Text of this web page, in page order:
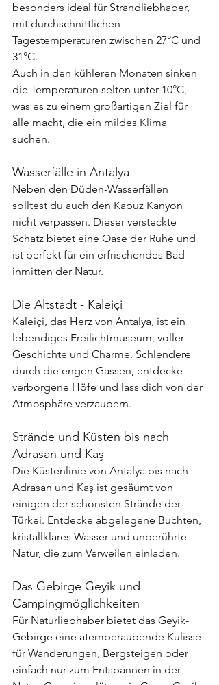
besonders ideal für Strandliebhaber,
mit durchschnittlichen
Tagestemperaturen zwischen 27°C und
31°C.
Auch in den kühleren Monaten sinken
die Temperaturen selten unter 10°C,
was es zu einem großartigen Ziel für
alle macht, die ein mildes Klima
suchen.
Wasserfälle in Antalya
Neben den Düden-Wasserfällen
solltest du auch den Kapuz Kanyon
nicht verpassen. Dieser versteckte
Schatz bietet eine Oase der Ruhe und
ist perfekt für ein erfrischendes Bad
inmitten der Natur.
Die Altstadt - Kaleiçi
Kaleiçi, das Herz von Antalya, ist ein
lebendiges Freilichtmuseum, voller
Geschichte und Charme. Schlendere
durch die engen Gassen, entdecke
verborgene Höfe und lass dich von der
Atmosphäre verzaubern.
Strände und Küsten bis nach
Adrasan und Kaş
Die Küstenlinie von Antalya bis nach
Adrasan und Kaş ist gesäumt von
einigen der schönsten Strände der
Türkei. Entdecke abgelegene Buchten,
kristallklares Wasser und unberührte
Natur, die zum Verweilen einladen.
Das Gebirge Geyik und
Campingmöglichkeiten
Für Naturliebhaber bietet das Geyik-
Gebirge eine atemberaubende Kulisse
für Wanderungen, Bergsteigen oder
einfach nur zum Entspannen in der